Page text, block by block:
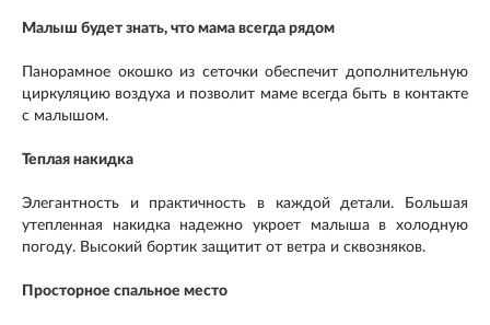
Малыш будет знать, что мама всегда рядом
Панорамное окошко из сеточки обеспечит дополнительную
циркуляцию воздуха и позволит маме всегда быть в контакте
с малышом.
Теплая накидка
Элегантность и практичность в каждой детали. Большая
утепленная накидка надежно укроет малыша в холодную
погоду. Высокий бортик защитит от ветра и сквозняков.
Просторное спальное место